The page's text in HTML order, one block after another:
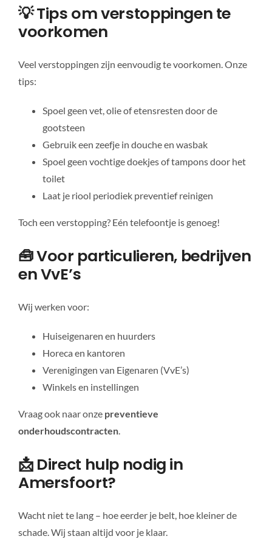
💡 Tips om verstoppingen te
voorkomen
Veel verstoppingen zijn eenvoudig te voorkomen. Onze
tips:
Spoel geen vet, olie of etensresten door de
gootsteen
Gebruik een zeefje in douche en wasbak
Spoel geen vochtige doekjes of tampons door het
toilet
Laat je riool periodiek preventief reinigen
Toch een verstopping? Eén telefoontje is genoeg!
🧰 Voor particulieren, bedrijven
en VvE’s
Wij werken voor:
Huiseigenaren en huurders
Horeca en kantoren
Verenigingen van Eigenaren (VvE’s)
Winkels en instellingen
Vraag ook naar onze preventieve
onderhoudscontracten.
📩 Direct hulp nodig in
Amersfoort?
Wacht niet te lang – hoe eerder je belt, hoe kleiner de
schade. Wij staan altijd voor je klaar.